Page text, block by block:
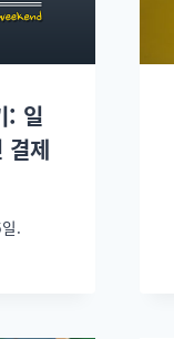
: 일
결제
.